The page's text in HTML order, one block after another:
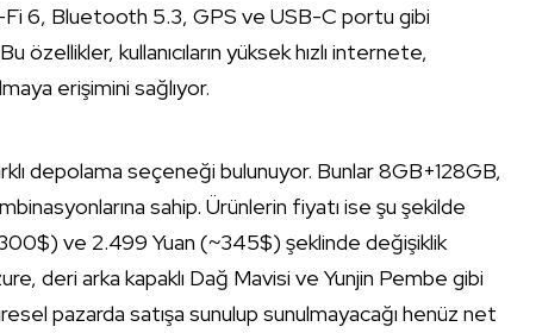
6, Bluetooth 5.3, GPS ve USB-C portu gibi
kullanıcıların yüksek hızlı internete,
erişimini sağlıyor.
depolama seçeneği bulunuyor. Bunlar 8GB+128GB,
sahip. Ürünlerin fiyatı ise şu şekilde
ve 2.499 Yuan (~345$) şeklinde değişiklik
deri arka kapaklı Dağ Mavisi ve Yunjin Pembe gibi
pazarda satışa sunulup sunulmayacağı henüz net